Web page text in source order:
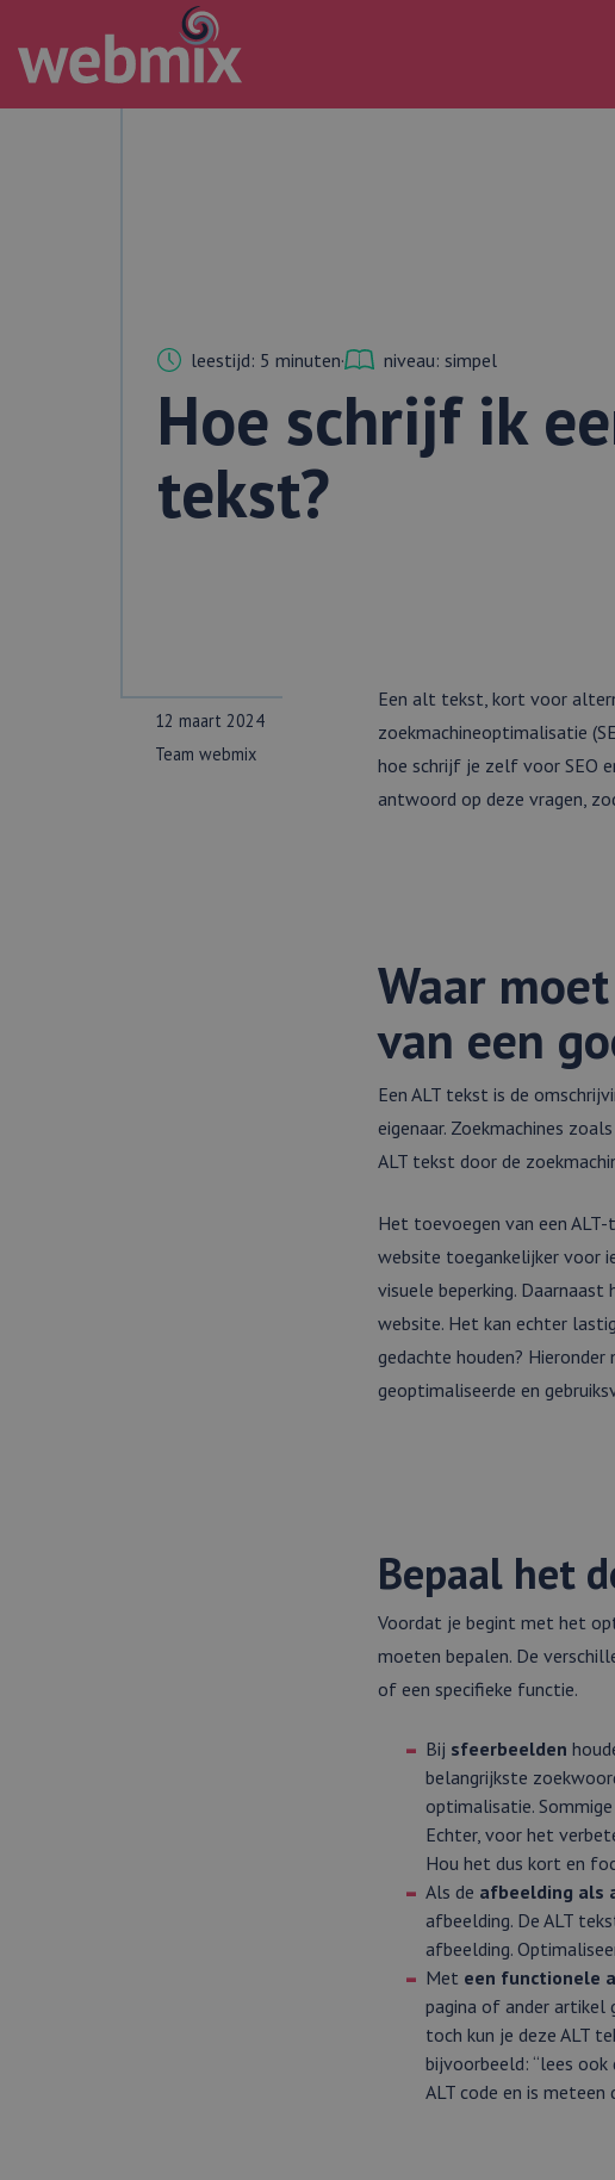
leestijd: 5 minuten· niveau: simpel
Hoe schrijf ik
tekst?
12 maart 2024
Team webmix
Een alt tekst, kort voor
zoekmachineoptimalisatie
hoe schrijf je zelf voor SEO
antwoord op deze vragen,
Waar
van een
Een ALT tekst is de
eigenaar. Zoekmachines
ALT tekst door de
Het toevoegen van een
website toegankelijker voor
visuele beperking.
website. Het kan echter
gedachte houden?
geoptimaliseerde en
Bepaal het
Voordat je begint met het
moeten bepalen. De
of een specifieke functie.
Bij sfeerbeelden
belangrijkste
optimalisatie.
Echter, voor het
Hou het dus kort en
Als de afbeelding als
afbeelding. De ALT
afbeelding.
Met een functionele
pagina of ander artikel
toch kun je deze ALT
bijvoorbeeld: “lees ook
ALT code en is